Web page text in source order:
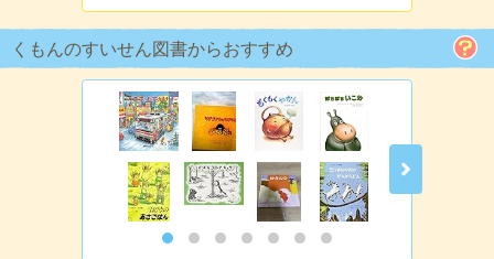
くもんのすいせん図書からおすすめ